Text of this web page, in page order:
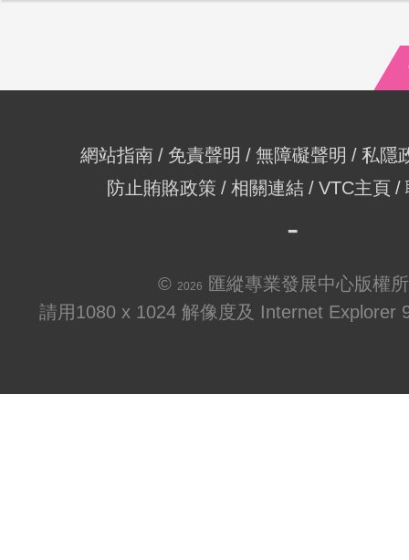
網站指南 免責聲明 無障礙聲明
私隱
防止賄賂政策
相關連結 VTC主頁
© 2026
匯縱專業發展中心版權
請用1080 x 1024 解像度及 Internet Explorer